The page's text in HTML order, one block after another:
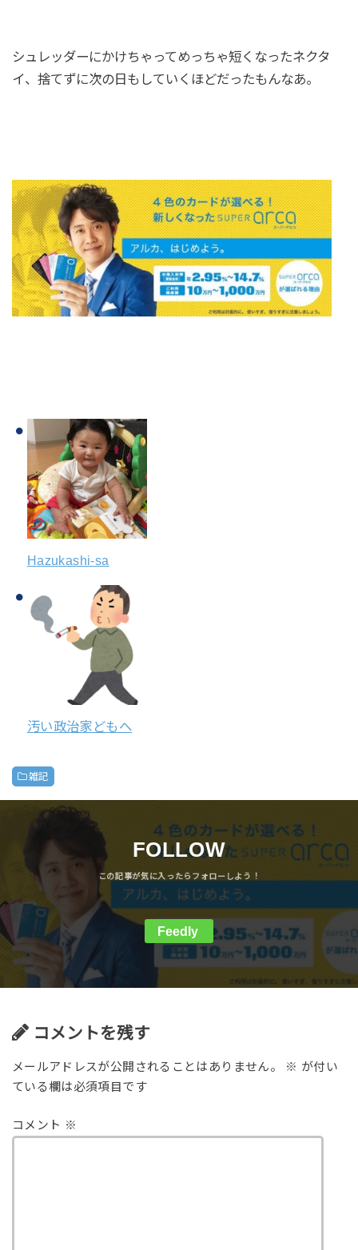
シュレッダーにかけちゃってめっちゃ短くなったネクタ
イ、捨てずに次の日もしていくほどだったもんなあ。
Hazukashi-sa
汚い政治家どもへ
雑記
FOLLOW
Feedly
コメントを残す
メールアドレスが公開されることはありません。 ※ が付い
ている欄は必須項目です
コメント ※